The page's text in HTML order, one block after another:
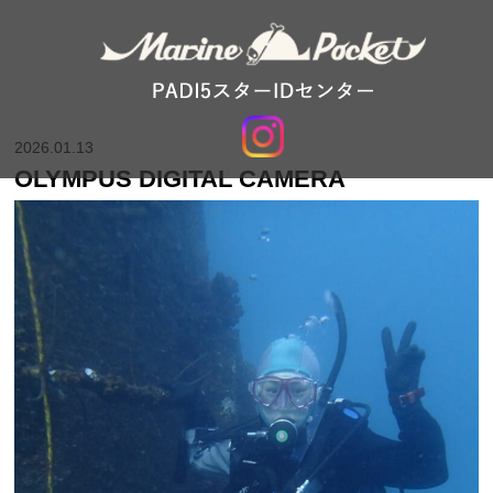
2026.01.13
OLYMPUS DIGITAL CAMERA